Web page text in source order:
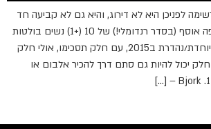
לפניכן היא לא דירוג, והיא גם לא קביעה חד
משמעית או כוללת. יש פה אוסף (בסדר רנדומלי!) של 10 (+1) נשים בולטות
שיצרו מוזיקה בולטת/מיוחדת/נהדרת ב2015, עם חלק תסכימו, אולי חלק
יכול להיות גם סתם דרך להכיר אלבום או